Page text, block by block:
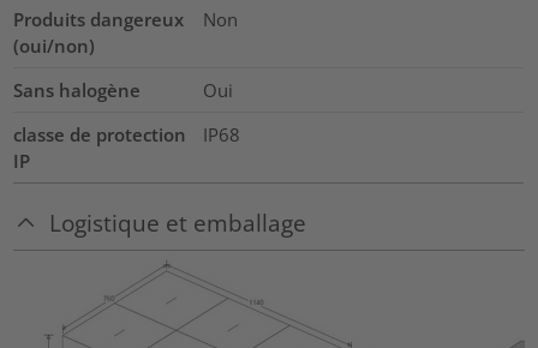
Produits dangereux
(oui/non)
Non
Sans halogène
Oui
classe de protection
IP
IP68
Logistique et emballage